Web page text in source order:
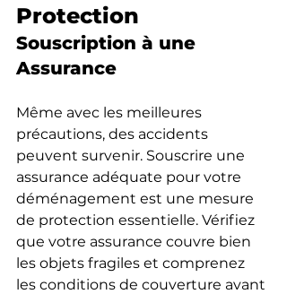
Protection
Souscription à une
Assurance
Même avec les meilleures
précautions, des accidents
peuvent survenir. Souscrire une
assurance adéquate pour votre
déménagement est une mesure
de protection essentielle. Vérifiez
que votre assurance couvre bien
les objets fragiles et comprenez
les conditions de couverture avant